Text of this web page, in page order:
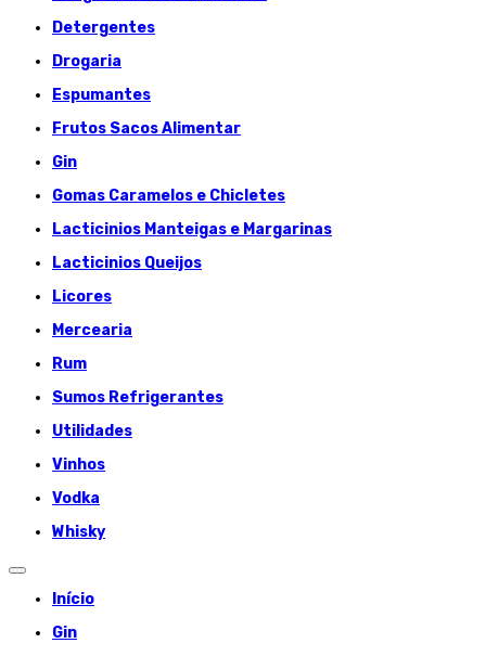
Detergentes
Drogaria
Espumantes
Frutos Sacos Alimentar
Gin
Gomas Caramelos e Chicletes
Lacticinios Manteigas e Margarinas
Lacticinios Queijos
Licores
Mercearia
Rum
Sumos Refrigerantes
Utilidades
Vinhos
Vodka
Whisky
Início
Gin